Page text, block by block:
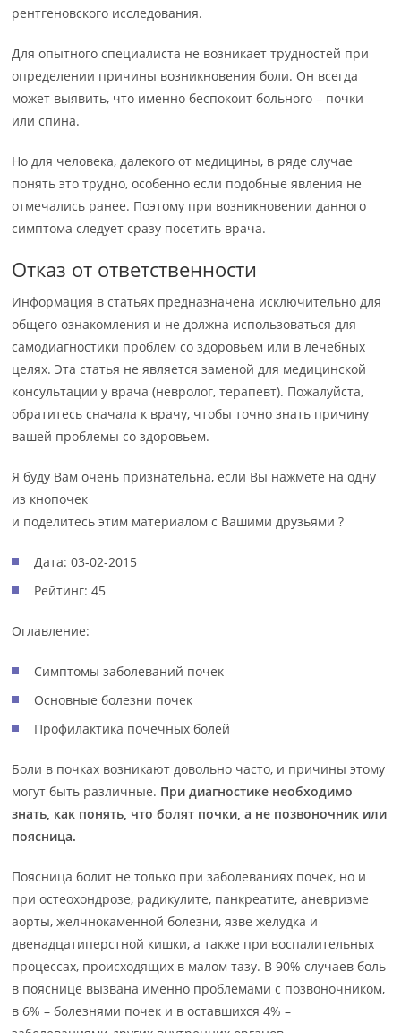
рентгеновского исследования.
Для опытного специалиста не возникает трудностей при
определении причины возникновения боли. Он всегда
может выявить, что именно беспокоит больного – почки
или спина.
Но для человека, далекого от медицины, в ряде случае
понять это трудно, особенно если подобные явления не
отмечались ранее. Поэтому при возникновении данного
симптома следует сразу посетить врача.
Отказ от ответственности
Информация в статьях предназначена исключительно для
общего ознакомления и не должна использоваться для
самодиагностики проблем со здоровьем или в лечебных
целях. Эта статья не является заменой для медицинской
консультации у врача (невролог, терапевт). Пожалуйста,
обратитесь сначала к врачу, чтобы точно знать причину
вашей проблемы со здоровьем.
Я буду Вам очень признательна, если Вы нажмете на одну
из кнопочек
и поделитесь этим материалом с Вашими друзьями ?
Дата: 03-02-2015
Рейтинг: 45
Оглавление:
Симптомы заболеваний почек
Основные болезни почек
Профилактика почечных болей
Боли в почках возникают довольно часто, и причины этому
могут быть различные. При диагностике необходимо
знать, как понять, что болят почки, а не позвоночник или
поясница.
Поясница болит не только при заболеваниях почек, но и
при остеохондрозе, радикулите, панкреатите, аневризме
аорты, желчнокаменной болезни, язве желудка и
двенадцатиперстной кишки, а также при воспалительных
процессах, происходящих в малом тазу. В 90% случаев боль
в пояснице вызвана именно проблемами с позвоночником,
в 6% – болезнями почек и в оставшихся 4% –